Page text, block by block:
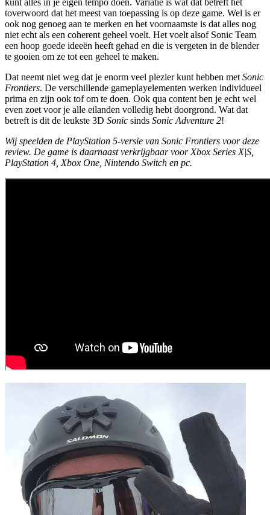
kunt alles in je eigen tempo doen. Variatie is wat dat betreft het
toverwoord dat het meest van toepassing is op deze game. Wel is er
ook nog genoeg aan te merken en het voornaamste is dat alles nog
niet echt als een coherent geheel voelt. Het voelt alsof Sonic Team
een hoop goede ideeën heeft gehad en die is vergeten in de blender
te gooien om ze tot een geheel te maken.
Dat neemt niet weg dat je enorm veel plezier kunt hebben metSonic
Frontiers. De verschillende gameplayelementen werken individueel
prima en zijn ook tof om te doen. Ook qua content ben je echt wel
even zoet voor je alle eilanden volledig hebt doorgrond. Wat dat
betreft is dit de leukste 3D Sonic sinds Sonic Adventure 2!
Wij speelden de PlayStation 5-versie van Sonic Frontiers voor deze
review. De game is daarnaast verkrijgbaar voor Xbox Series X|S,
PlayStation 4, Xbox One, Nintendo Switch en pc.